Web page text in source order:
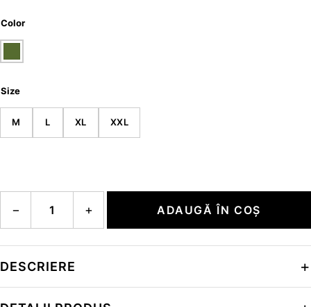
Color
Size
M L XL XXL
− + ADAUGĂ ÎN COȘ
DESCRIERE